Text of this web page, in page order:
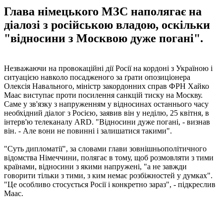
Глава німецького МЗС наполягає на
діалозі з російською владою, оскільки
"відносини з Москвою дуже погані".
Незважаючи на провокаційні дії Росії на кордоні з Україною і
ситуацією навколо посадженого за ґрати опозиціонера
Олексія Навального, міністр закордонних справ ФРН Хайко
Маас виступає проти посилення санкцій тиску на Москву.
Саме у зв'язку з напруженням у відносинах останнього часу
необхідний діалог з Росією, заявив він у неділю, 25 квітня, в
інтерв'ю телеканалу ARD. "Відносини дуже погані, - визнав
він. - Але вони не повинні і залишатися такими".
"Суть дипломатії", за словами глави зовнішньополітичного
відомства Німеччини, полягає в тому, щоб розмовляти з тими
країнами, відносини з якими напружені, "а не завжди
говорити тільки з тими, з ким немає розбіжностей у думках".
"Це особливо стосується Росії і конкретно зараз", - підкреслив
Маас.